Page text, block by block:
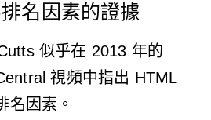
名因素的證據
似乎在 2013 年的
視頻中指出 HTML
名因素。